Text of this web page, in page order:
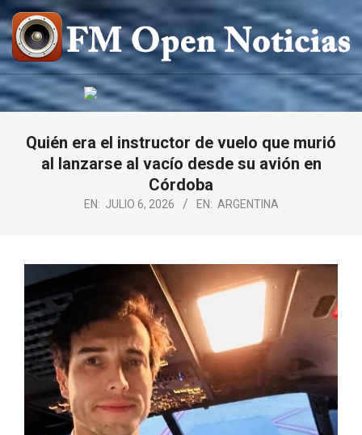
Saltar
al
contenido
FM
OPEN
NOTICIAS
Quién era el instructor de vuelo que murió
al lanzarse al vacío desde su avión en
Córdoba
EN: JULIO 6, 2026 EN: ARGENTINA